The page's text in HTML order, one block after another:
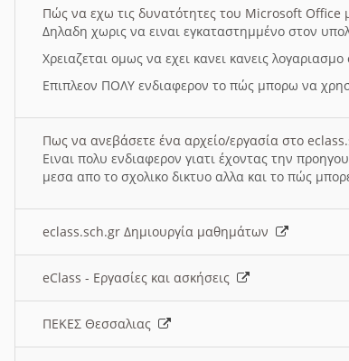
Πώς να εχω τις δυνατότητες του Microsoft
Δηλαδη χωρις να ειναι εγκαταστημμένο στον
Χρειαζεται ομως να εχει κανει κανεις
Επιπλεον ΠΟΛΥ ενδιαφερον το πώς μπορω να
Πως να ανεβάσετε ένα αρχείο/εργασία στο
Ειναι πολυ ενδιαφερον γιατι έχοντας την
μεσα απο το σχολικο δικτυο αλλα και το πώς
eclass.sch.gr Δημιουργία μαθημάτων
eClass - Εργασίες και ασκήσεις
ΠΕΚΕΣ Θεσσαλιας